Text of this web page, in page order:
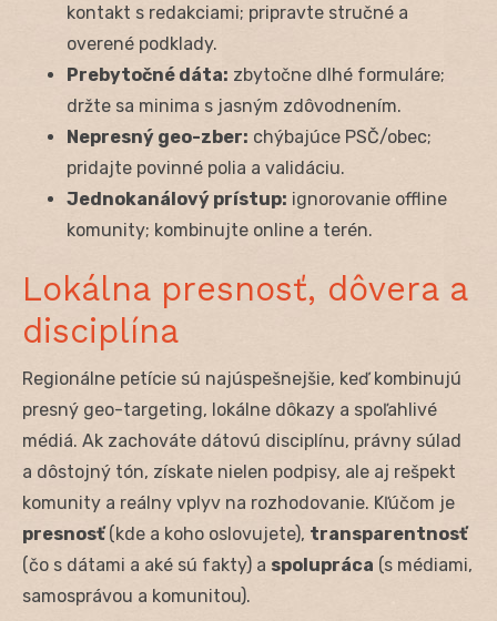
kontakt s redakciami; pripravte stručné a
overené podklady.
Prebytočné dáta: zbytočne dlhé formuláre;
držte sa minima s jasným zdôvodnením.
Nepresný geo-zber: chýbajúce PSČ/obec;
pridajte povinné polia a validáciu.
Jednokanálový prístup: ignorovanie offline
komunity; kombinujte online a terén.
Lokálna presnosť, dôvera a
disciplína
Regionálne petície sú najúspešnejšie, keď kombinujú
presný geo-targeting, lokálne dôkazy a spoľahlivé
médiá. Ak zachováte dátovú disciplínu, právny súlad
a dôstojný tón, získate nielen podpisy, ale aj rešpekt
komunity a reálny vplyv na rozhodovanie. Kľúčom je
presnosť(kde a koho oslovujete), transparentnosť
(čo s dátami a aké sú fakty) a spolupráca (s médiami,
samosprávou a komunitou).